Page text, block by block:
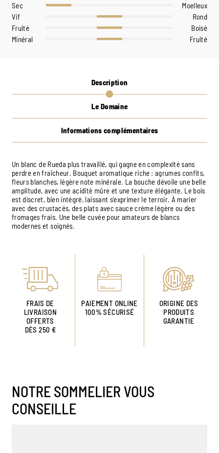
Sec
Moelleux
Vif
Rond
Fruité
Boisé
Minéral
Fruité
Description
Le Domaine
Informations complémentaires
Un blanc de Rueda plus travaillé, qui gagne en complexité sans
perdre en fraîcheur. Bouquet aromatique riche : agrumes confits,
fleurs blanches, légère note minérale. La bouche dévoile une belle
amplitude, avec une acidité mûre et une texture élégante. Le bois
est discret, bien intégré, laissant s’exprimer le terroir. À marier
avec des crustacés, des plats avec sauce crème légère ou des
fromages frais. Une belle cuvée pour amateurs de blancs
modernes et soignés.
FRAIS DE
LIVRAISON
OFFERTS
DÈS 250 €
PAIEMENT ONLINE
100% SÉCURISÉ
ORIGINE DES
PRODUITS
GARANTIE
NOTRE SOMMELIER VOUS
CONSEILLE